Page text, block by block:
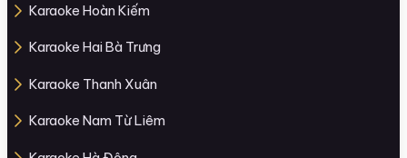
Karaoke Hoàn Kiếm
Karaoke Hai Bà Trưng
Karaoke Thanh Xuân
Karaoke Nam Từ Liêm